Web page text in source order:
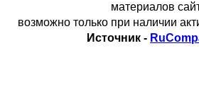
материалов
возможно только при наличии
Источник -